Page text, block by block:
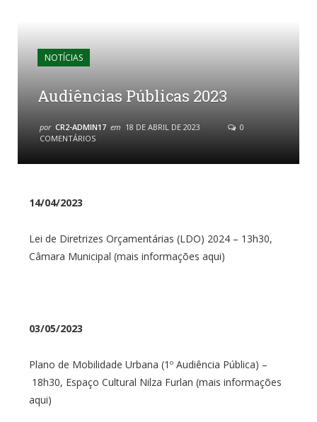
NOTÍCIAS
Audiências Públicas 2023
por CR2-ADMIN17 em 18 DE ABRIL DE 2023
0
COMENTÁRIOS
14/04/2023
Lei de Diretrizes Orçamentárias (LDO) 2024 – 13h30,
Câmara Municipal (mais informações aqui)
03/05/2023
Plano de Mobilidade Urbana (1º Audiência Pública) –
18h30, Espaço Cultural Nilza Furlan (mais informações
aqui)